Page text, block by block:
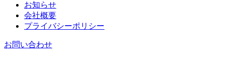
お知らせ
会社概要
プライバシーポリシー
お問い合わせ